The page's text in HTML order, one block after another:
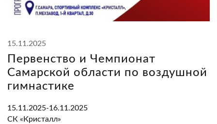
15.11.2025
Первенство и Чемпионат
Самарской области по воздушной
гимнастике
15.11.2025-16.11.2025
СК «Кристалл»